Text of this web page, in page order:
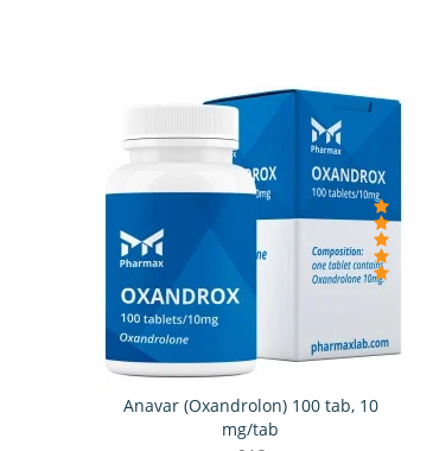
Anavar (Oxandrolon) 100 tab, 10
mg/tab